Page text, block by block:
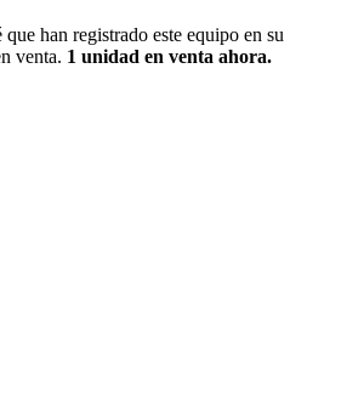
han registrado este equipo en su
venta. 1 unidad en venta ahora.